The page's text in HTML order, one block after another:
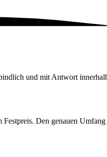
und mit Antwort
Den genauen